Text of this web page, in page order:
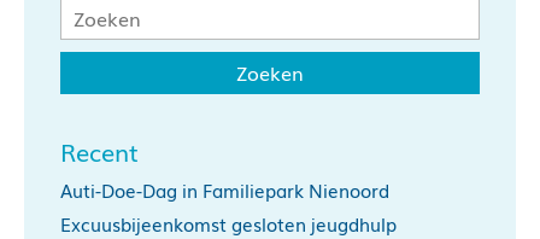
Recent
Auti-Doe-Dag in Familiepark Nienoord
Excuusbijeenkomst gesloten jeugdhulp